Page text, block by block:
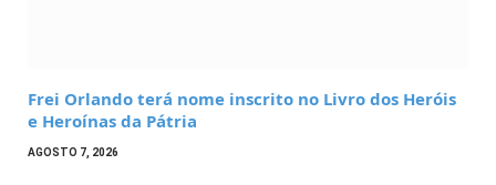
Frei Orlando terá nome inscrito no Livro dos Heróis
e Heroínas da Pátria
AGOSTO 7, 2026